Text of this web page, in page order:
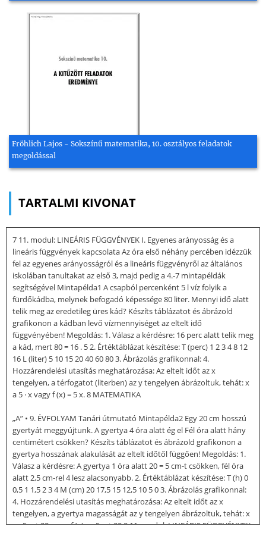
Fröhlich Lajos - Sokszínű matematika, 10. osztályos feladatok
megoldással
TARTALMI KIVONAT
7 11. modul: LINEÁRIS FÜGGVÉNYEK I. Egyenes arányosság és a
lineáris függvények kapcsolata Az óra első néhány percében idézzük
fel az egyenes arányosságról és a lineáris függvényről az általános
iskolában tanultakat az első 3, majd pedig a 4.-7 mintapéldák
segítségével Mintapélda1 A csapból percenként 5 l víz folyik a
fürdőkádba, melynek befogadó képessége 80 liter. Mennyi idő alatt
telik meg az eredetileg üres kád? Készíts táblázatot és ábrázold
grafikonon a kádban levő vízmennyiséget az eltelt idő
függvényében! Megoldás: 1. Válasz a kérdésre: 16 perc alatt telik meg
a kád, mert 80 = 16 . 5 2. Értéktáblázat készítése: T (perc) 1 2 3 4 8 12
16 L (liter) 5 10 15 20 40 60 80 3. Ábrázolás grafikonnal: 4.
Hozzárendelési utasítás meghatározása: Az eltelt időt az x
tengelyen, a térfogatot (literben) az y tengelyen ábrázoltuk, tehát: x
a 5 · x vagy f (x) = 5 x. 8 MATEMATIKA
„A” • 9. ÉVFOLYAM Tanári útmutató Mintapélda2 Egy 20 cm hosszú
gyertyát meggyújtunk. A gyertya 4 óra alatt ég el Fél óra alatt hány
centimétert csökken? Készíts táblázatot és ábrázold grafikonon a
gyertya hosszának alakulását az eltelt időtől függően! Megoldás: 1.
Válasz a kérdésre: A gyertya 1 óra alatt 20 = 5 cm-t csökken, fél óra
alatt 2,5 cm-rel 4 lesz alacsonyabb. 2. Értéktáblázat készítése: T (h) 0
0,5 1 1,5 2 3 4 M (cm) 20 17,5 15 12,5 10 5 0 3. Ábrázolás grafikonnal:
4. Hozzárendelési utasítás meghatározása: Az eltelt időt az x
tengelyen, a gyertya magasságát az y tengelyen ábrázoltuk, tehát: x
a –5 x + 20. vagy f (x) = –5 x + 20 9 11. modul: LINEÁRIS FÜGGVÉNYEK